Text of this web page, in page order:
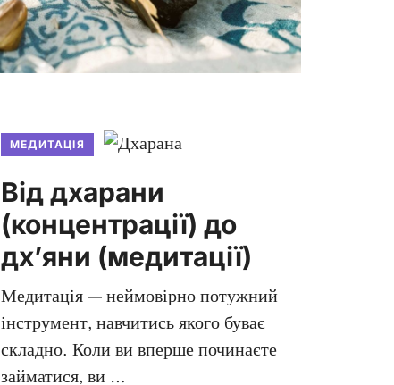
МЕДИТАЦІЯ
Від дхарани
(концентрації) до
дх’яни (медитації)
Медитація — неймовірно потужний
інструмент, навчитись якого буває
складно. Коли ви вперше починаєте
займатися, ви …